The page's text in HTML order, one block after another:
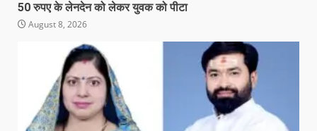
50 रुपए के लेनदेन को लेकर युवक को पीटा
August 8, 2026